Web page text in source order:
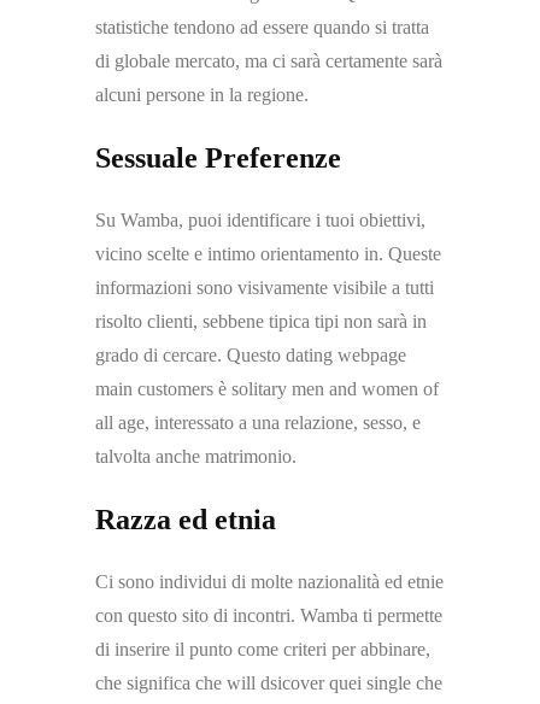
statistiche tendono ad essere quando si tratta
di globale mercato, ma ci sarà certamente sarà
alcuni persone in la regione.
Sessuale Preferenze
Su Wamba, puoi identificare i tuoi obiettivi,
vicino scelte e intimo orientamento in. Queste
informazioni sono visivamente visibile a tutti
risolto clienti, sebbene tipica tipi non sarà in
grado di cercare. Questo dating webpage
main customers è solitary men and women of
all age, interessato a una relazione, sesso, e
talvolta anche matrimonio.
Razza ed etnia
Ci sono individui di molte nazionalità ed etnie
con questo sito di incontri. Wamba ti permette
di inserire il punto come criteri per abbinare,
che significa che will dsicover quei single che